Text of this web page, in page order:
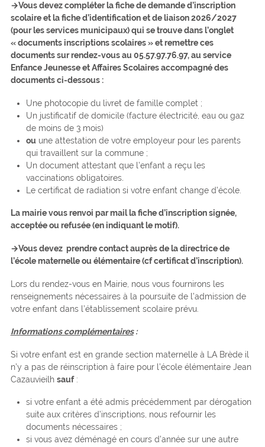
→Vous devez compléter la fiche de demande d’inscription
scolaire et la fiche d’identification et de liaison 2026/2027
(pour les services municipaux) qui se trouve dans l’onglet
« documents inscriptions scolaires » et remettre ces
documentssur rendez-vous au 05.57.97.76.97,au service
Enfance Jeunesse et Affaires Scolaires accompagné des
documents ci-dessous :
Une photocopie du livret de famille complet ;
Un justificatif de domicile (facture électricité, eau ou gaz
de moins de 3 mois)
ou une attestation de votre employeur pour les parents
qui travaillent sur la commune ;
Un document attestant que l’enfant a reçu les
vaccinations obligatoires.
Le certificat de radiation si votre enfant change d’école.
La mairie vous renvoi par mail la fiche d’inscription signée,
acceptée ou refusée (en indiquant le motif).
→Vous devez prendre contact auprès de la directrice de
l’école maternelle ou élémentaire(cf certificat d’inscription).
Lors du rendez-vous en Mairie, nous vous fournirons les
renseignements nécessaires à la poursuite de l’admission de
votre enfant dans l’établissement scolaire prévu.
Informations complémentaires:
Si votre enfant est en grande section maternelle à LA Brède il
n’y a pas de réinscription à faire pour l’école élémentaire Jean
Cazauvieilh sauf:
si votre enfant a été admis précédemment par dérogation
suite aux critères d’inscriptions, nous refournir les
documents nécessaires ;
si vous avez déménagé en cours d’année sur une autre